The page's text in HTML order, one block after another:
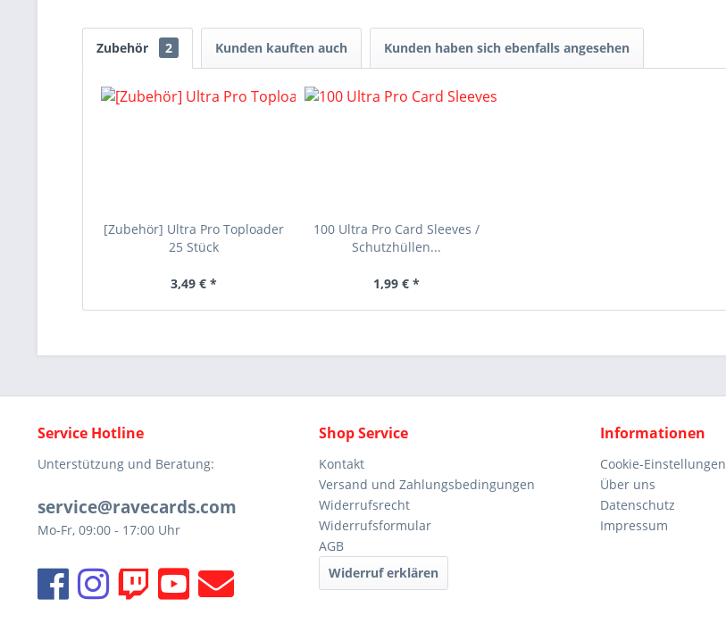
Zubehör 2 Kunden kauften auch Kunden haben sich ebenfalls angesehen
[Zubehör] Ultra Pro Toploader
25 Stück
3,49 € *
100 Ultra Pro Card Sleeves /
Schutzhüllen...
1,99 € *
Service Hotline
Unterstützung und Beratung:
service@ravecards.com
Mo-Fr, 09:00 - 17:00 Uhr
Shop Service
Kontakt
Versand und Zahlungsbedingungen
Widerrufsrecht
Widerrufsformular
AGB
Widerruf erklären
Informationen
Cookie-Einstellungen
Über uns
Datenschutz
Impressum